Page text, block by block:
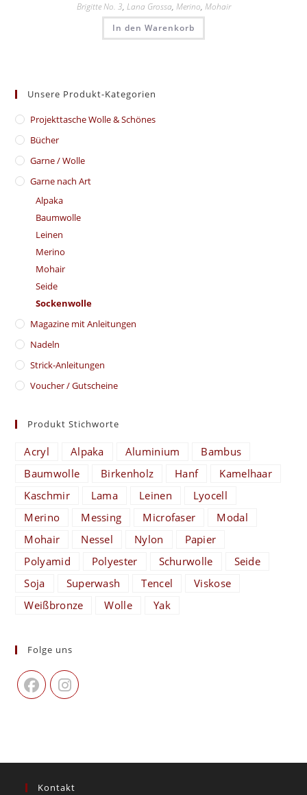
Brigitte No. 3, Lana Grossa, Merino, Mohair
In den Warenkorb
Unsere Produkt-Kategorien
​Projekttasche Wolle & Schönes
Bücher
Garne / Wolle
Garne nach Art
Alpaka
Baumwolle
Leinen
Merino
Mohair
Seide
Sockenwolle
Magazine mit Anleitungen
Nadeln
Strick-Anleitungen
Voucher / Gutscheine
Produkt Stichworte
Acryl Alpaka Aluminium
Bambus
Baumwolle
Birkenholz Hanf
Kamelhaar
Kaschmir
Lama Leinen
Lyocell
Merino
Messing Microfaser
Modal
Mohair
Nessel Nylon
Papier
Polyamid
Polyester Schurwolle
Seide
Soja
Superwash Tencel
Viskose
Weißbronze
Wolle Yak
Folge uns
Kontakt